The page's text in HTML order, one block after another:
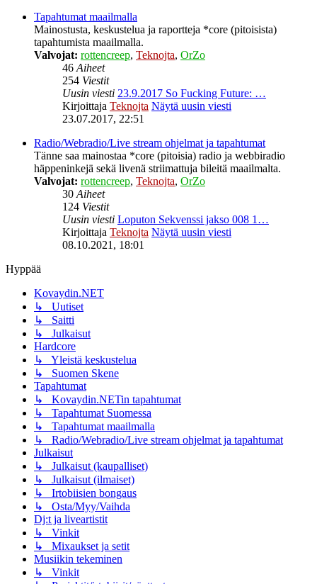
Tapahtumat maailmalla
Mainostusta, keskustelua ja raportteja *core (pitoisista)
tapahtumista maailmalla.
Valvojat: rottencreep, Teknojta, OrZo
46 Aiheet
254 Viestit
Uusin viesti 23.9.2017 So Fucking Future: …
Kirjoittaja Teknojta Näytä uusin viesti
23.07.2017, 22:51
Radio/Webradio/Live stream ohjelmat ja tapahtumat
Tänne saa mainostaa *core (pitoisia) radio ja webbiradio
häppeninkejä sekä livenä striimattuja bileitä maailmalta.
Valvojat: rottencreep, Teknojta, OrZo
30 Aiheet
124 Viestit
Uusin viesti Loputon Sekvenssi jakso 008 1…
Kirjoittaja Teknojta Näytä uusin viesti
08.10.2021, 18:01
Hyppää
Kovaydin.NET
↳ Uutiset
↳ Saitti
↳ Julkaisut
Hardcore
↳ Yleistä keskustelua
↳ Suomen Skene
Tapahtumat
↳ Kovaydin.NETin tapahtumat
↳ Tapahtumat Suomessa
↳ Tapahtumat maailmalla
↳ Radio/Webradio/Live stream ohjelmat ja tapahtumat
Julkaisut
↳ Julkaisut (kaupalliset)
↳ Julkaisut (ilmaiset)
↳ Irtobiisien bongaus
↳ Osta/Myy/Vaihda
Dj:t ja liveartistit
↳ Vinkit
↳ Mixaukset ja setit
Musiikin tekeminen
↳ Vinkit